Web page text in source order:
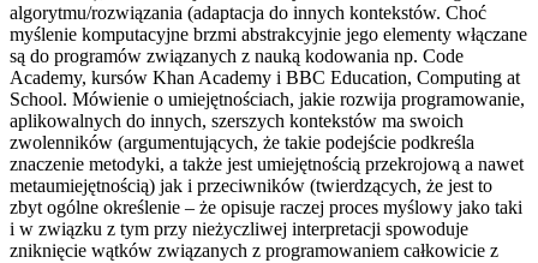
algorytmu/rozwiązania (adaptacja do innych kontekstów. Choć
myślenie komputacyjne brzmi abstrakcyjnie jego elementy włączane
są do programów związanych z nauką kodowania np. Code
Academy, kursów Khan Academy i BBC Education, Computing at
School. Mówienie o umiejętnościach, jakie rozwija programowanie,
aplikowalnych do innych, szerszych kontekstów ma swoich
zwolenników (argumentujących, że takie podejście podkreśla
znaczenie metodyki, a także jest umiejętnością przekrojową a nawet
metaumiejętnością) jak i przeciwników (twierdzących, że jest to
zbyt ogólne określenie – że opisuje raczej proces myślowy jako taki
i w związku z tym przy nieżyczliwej interpretacji spowoduje
zniknięcie wątków związanych z programowaniem całkowicie z